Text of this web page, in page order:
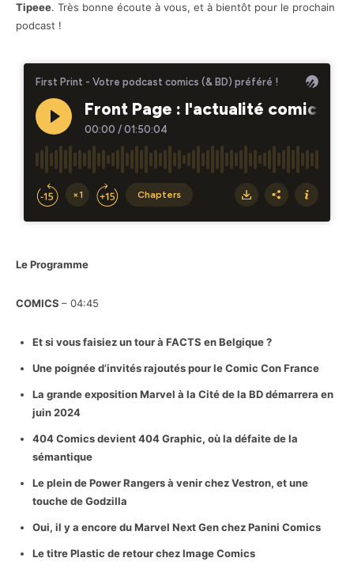
Tipeee. Très bonne écoute à vous, et à bientôt pour le prochain
podcast !
Le Programme
COMICS – 04:45
Et si vous faisiez un tour à FACTS en Belgique ?
Une poignée d’invités rajoutés pour le Comic Con France
La grande exposition Marvel à la Cité de la BD démarrera en
juin 2024
404 Comics devient 404 Graphic, où la défaite de la
sémantique
Le plein de Power Rangers à venir chez Vestron, et une
touche de Godzilla
Oui, il y a encore du Marvel Next Gen chez Panini Comics
Le titre Plastic de retour chez Image Comics